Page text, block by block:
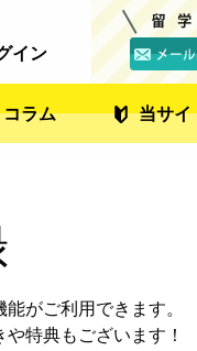
イン
コラム 当サイ
がご利用できます。
特典もございます！